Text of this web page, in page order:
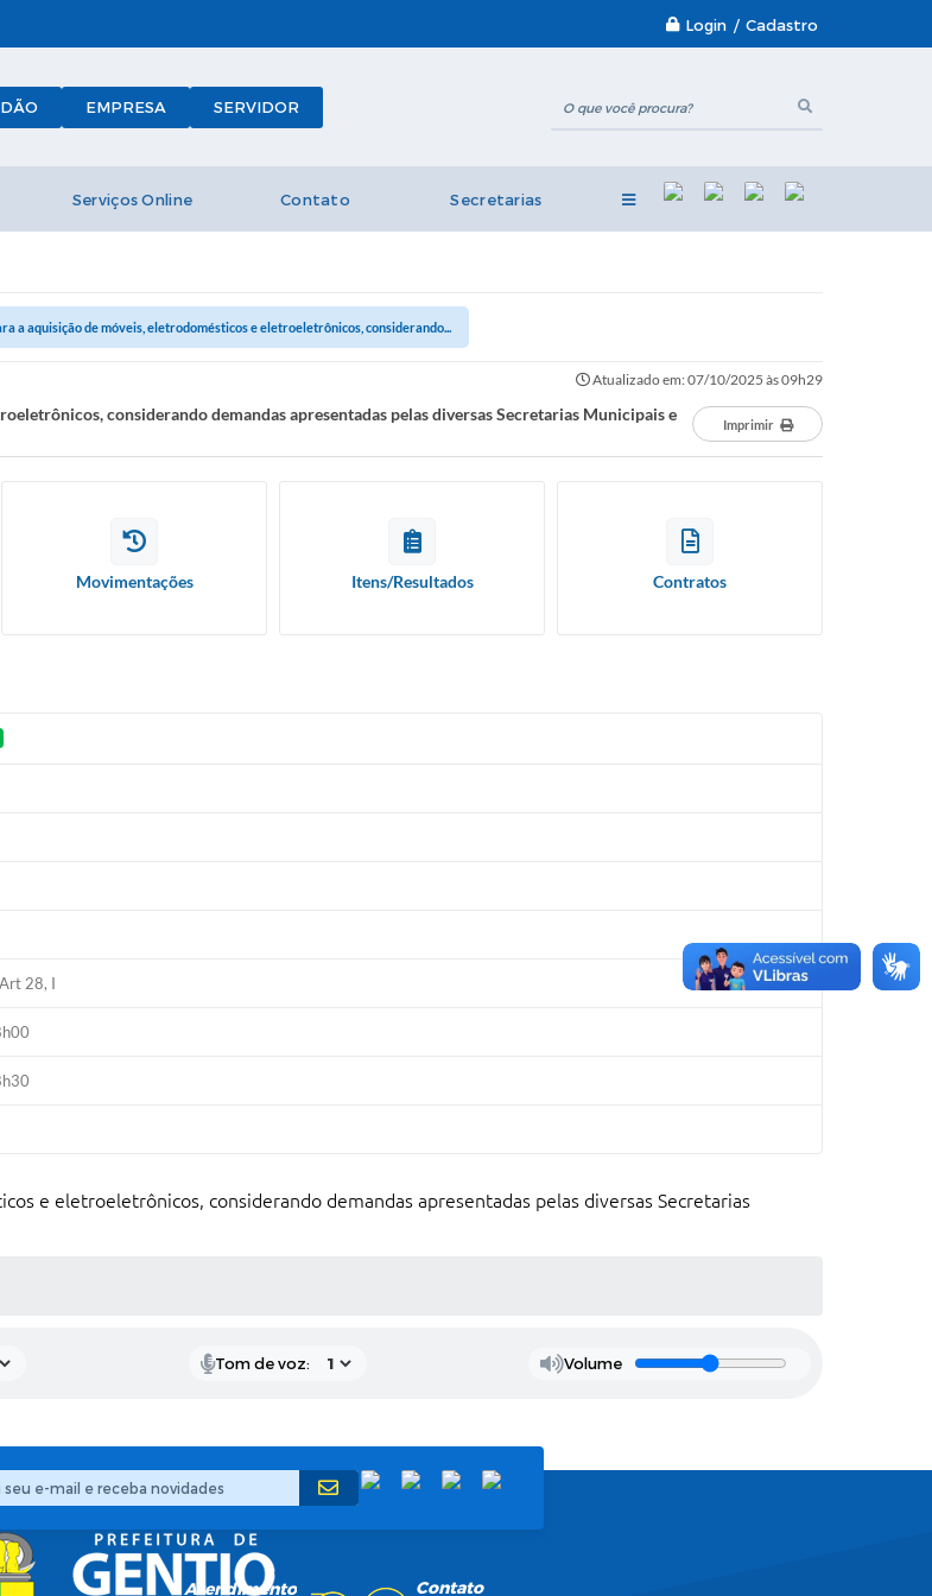
Login / Cadastro
EMPRESA SERVIDOR
Serviços Online Contato Secretarias
a aquisição de móveis, eletrodomésticos e eletroeletrônicos, considerando...
Atualizado em: 07/10/2025 às 09h29
considerando demandas apresentadas pelas diversas Secretarias Municipais e
Imprimir
Movimentações Itens/Resultados Contratos
28, I
e eletroeletrônicos, considerando demandas apresentadas pelas diversas Secretarias
Tom de voz: Volume
Atendimento Contato